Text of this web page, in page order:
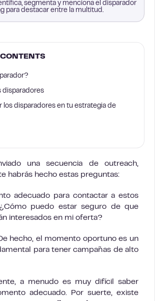
segmenta y menciona el disparador
para destacar entre la multitud.
disparadores
los disparadores en tu estrategia de
una secuencia de outreach,
habrás hecho estas preguntas:
adecuado para contactar a estos
puedo estar seguro de que
interesados en mi oferta?
hecho, el momento oportuno es un
para tener campañas de alto
a menudo es muy difícil saber
adecuado. Por suerte, existe